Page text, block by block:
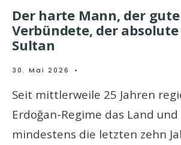
Der harte Mann, der gute
Verbündete, der absolute
Sultan
30. Mai 2026 •
Seit mittlerweile 25 Jahren
Erdoğan-Regime das Land und
mindestens die letzten zehn